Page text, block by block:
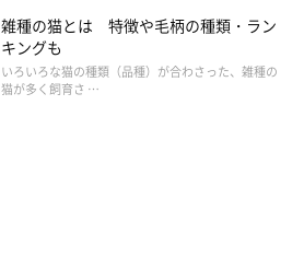
雑種の猫とは 特徴や毛柄の種類・ラン
キングも
いろいろな猫の種類（品種）が合わさった、雑種の
猫が多く飼育さ …